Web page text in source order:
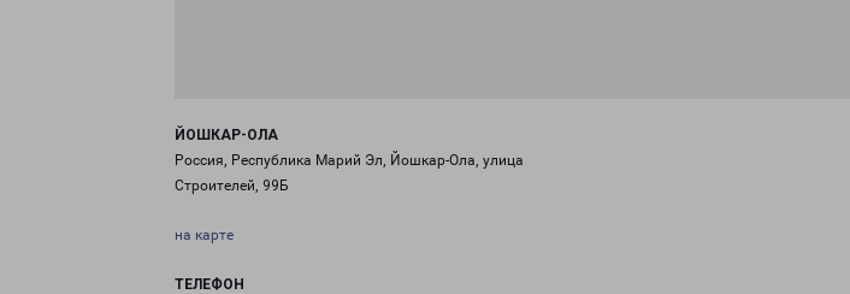
ЙОШКАР-ОЛА
Россия, Республика Марий Эл, Йошкар-Ола, улица
Строителей, 99Б
на карте
ТЕЛЕФОН